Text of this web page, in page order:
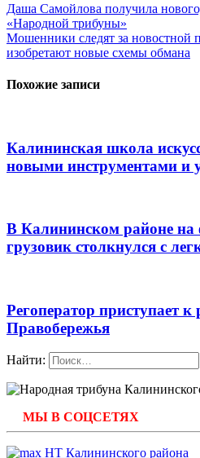
Даша Самойлова получила
«Народной трибуны»
Мошенники следят за новостной
изобретают новые схемы обмана
Похожие записи
Калининская школа
новыми инструментами и
В Калининском районе на
грузовик столкнулся с
Регоператор приступает к
Правобережья
Найти:
МЫ В СОЦСЕТЯХ